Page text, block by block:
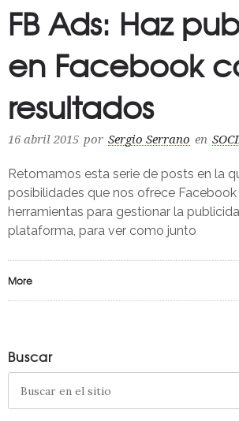
FB Ads: Haz
en Facebook
resultados
16 abril 2015 por Sergio Serrano en
Retomamos esta serie de posts en la
posibilidades que nos ofrece
herramientas para gestionar la
plataforma, para ver como junto
More
Buscar